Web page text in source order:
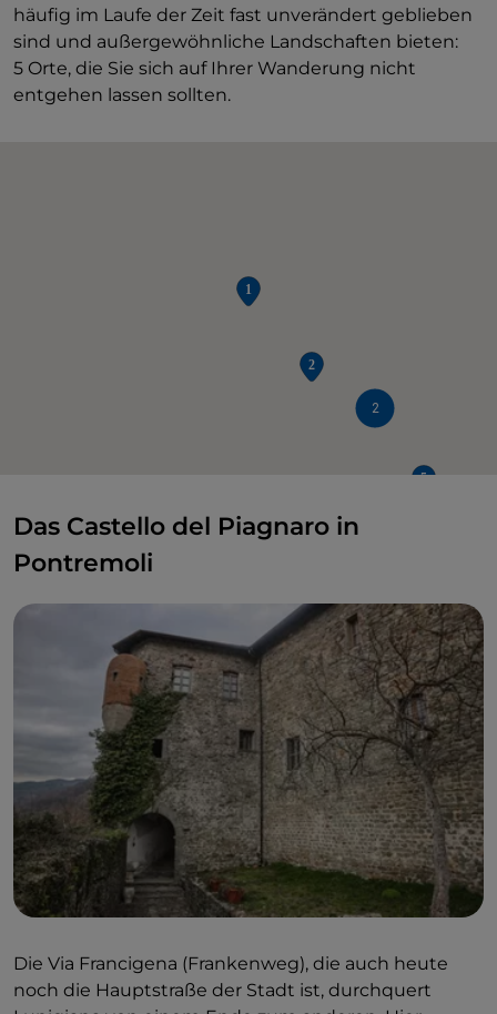
häufig im Laufe der Zeit fast unverändert geblieben
sind und außergewöhnliche Landschaften bieten:
5 Orte, die Sie sich auf Ihrer Wanderung nicht
entgehen lassen sollten.
2
Das Castello del Piagnaro in
Pontremoli
Die Via Francigena (Frankenweg), die auch heute
noch die Hauptstraße der Stadt ist, durchquert